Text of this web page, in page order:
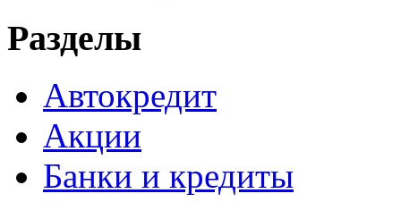
Разделы
Автокредит
Акции
Банки и кредиты